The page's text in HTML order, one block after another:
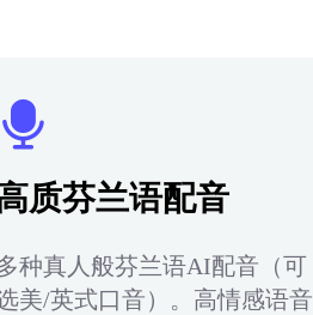
质芬兰语配音
种真人般芬兰语AI配音（可
美/英式口音）。高情感语音